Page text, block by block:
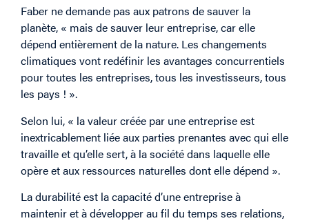
Faber ne demande pas aux patrons de sauver la
planète, « mais de sauver leur entreprise, car elle
dépend entièrement de la nature. Les changements
climatiques vont redéfinir les avantages concurrentiels
pour toutes les entreprises, tous les investisseurs, tous
les pays ! ».
Selon lui, « la valeur créée par une entreprise est
inextricablement liée aux parties prenantes avec qui elle
travaille et qu’elle sert, à la société dans laquelle elle
opère et aux ressources naturelles dont elle dépend ».
La durabilité est la capacité d’une entreprise à
maintenir et à développer au fil du temps ses relations,